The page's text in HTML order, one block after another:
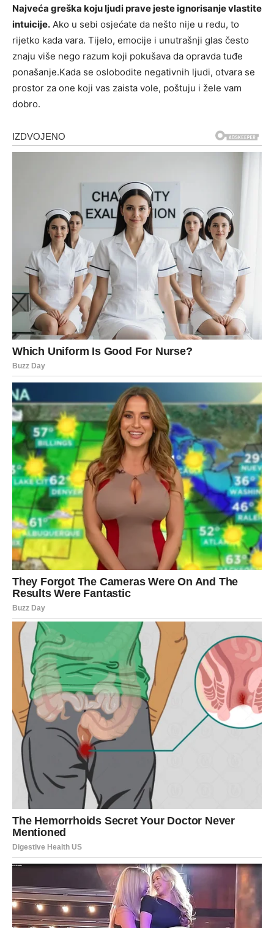
Najveća greška koju ljudi prave jeste ignorisanje vlastite
intuicije. Ako u sebi osjećate da nešto nije u redu, to
rijetko kada vara. Tijelo, emocije i unutrašnji glas često
znaju više nego razum koji pokušava da opravda tuđe
ponašanje.Kada se oslobodite negativnih ljudi, otvara se
prostor za one koji vas zaista vole, poštuju i žele vam
dobro.